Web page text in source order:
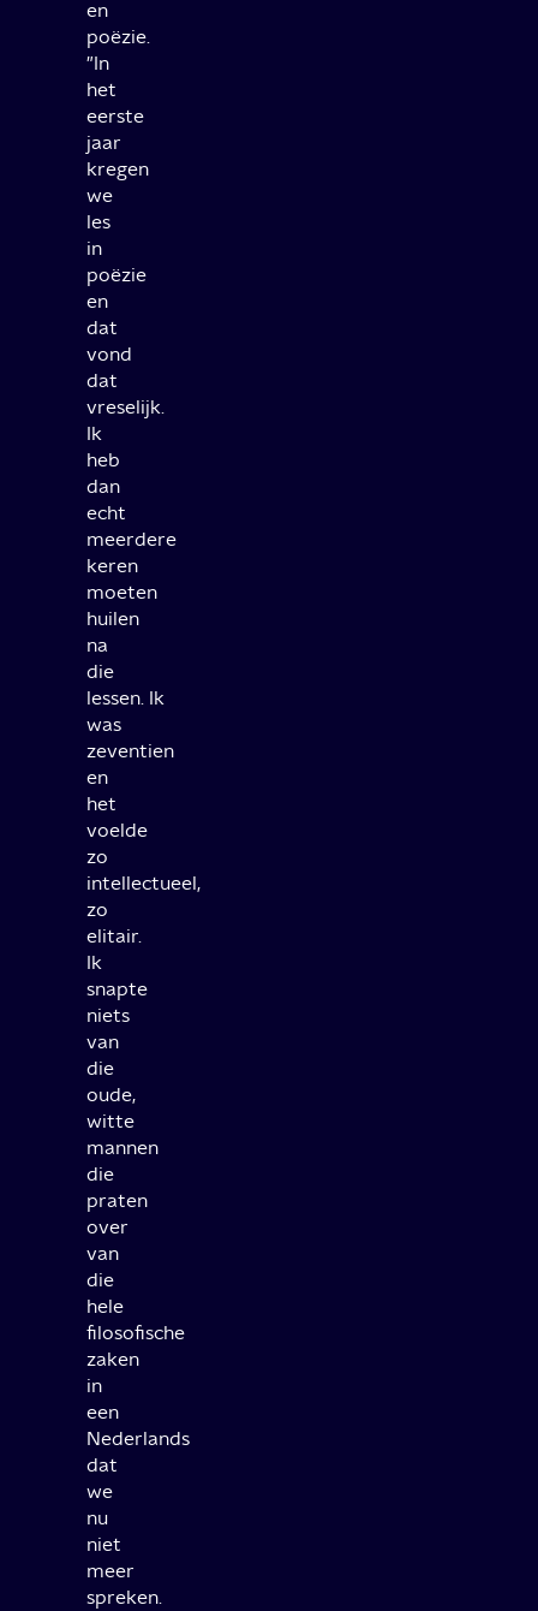
en
poëzie.
"In
het
eerste
jaar
kregen
we
les
in
poëzie
en
dat
vond
dat
vreselijk.
Ik
heb
dan
echt
meerdere
keren
moeten
huilen
na
die
lessen. Ik
was
zeventien
en
het
voelde
zo
intellectueel,
zo
elitair.
Ik
snapte
niets
van
die
oude,
witte
mannen
die
praten
over
van
die
hele
filosofische
zaken
in
een
Nederlands
dat
we
nu
niet
meer
spreken.